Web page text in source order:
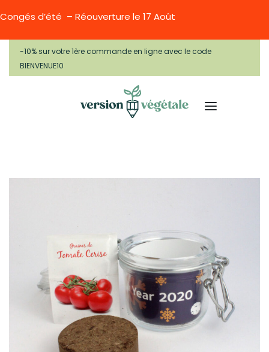
Congés d’été – Réouverture le 17 Août
-10% sur votre 1ère commande en ligne avec le code
BIENVENUE10